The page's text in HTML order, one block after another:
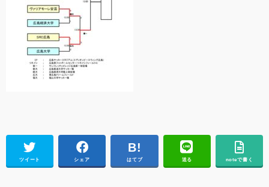
ツイート シェア はてブ 送る noteで書く